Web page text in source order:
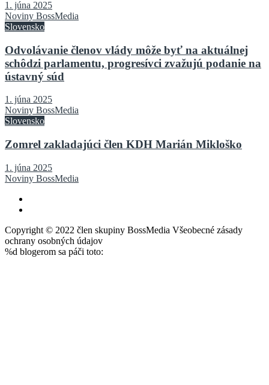
1. júna 2025
Noviny BossMedia
Slovensko
Odvolávanie členov vlády môže byť na aktuálnej
schôdzi parlamentu, progresívci zvažujú podanie na
ústavný súd
1. júna 2025
Noviny BossMedia
Slovensko
Zomrel zakladajúci člen KDH Marián Mikloško
1. júna 2025
Noviny BossMedia
Copyright © 2022 člen skupiny BossMedia Všeobecné zásady
ochrany osobných údajov
%d blogerom sa páči toto: